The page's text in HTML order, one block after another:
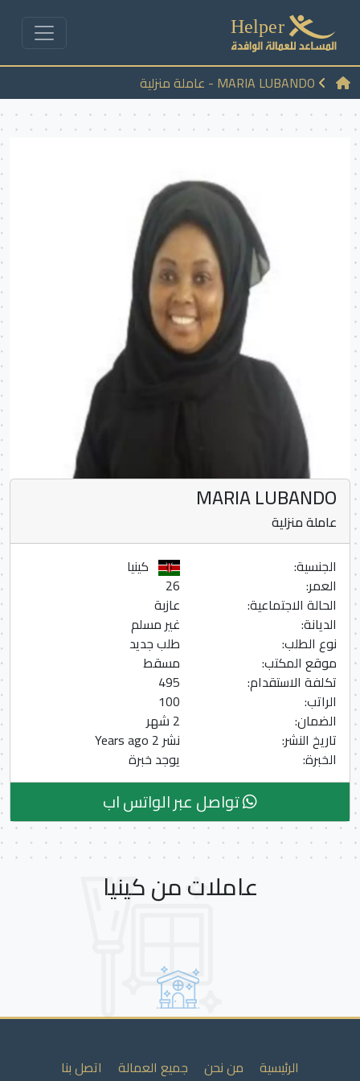
MARIA LUBANDO - عاملة منزلية
MARIA LUBANDO
عاملة منزلية
الجنسية:
كينيا
العمر:
26
الحالة الاجتماعية:
عازبة
الديانة:
غير مسلم
نوع الطلب:
طلب جديد
موقع المكتب:
مسقط
تكلفة الاستقدام:
495
الراتب:
100
الضمان:
2 شهر
تاريخ النشر:
نشر 2 Years ago
الخبرة:
يوجد خبرة
تواصل عبر الواتس اب
عاملات من كينيا
الرئيسية من نحن جميع العمالة اتصل بنا